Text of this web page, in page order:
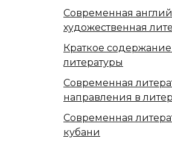
Современная
художественная
Краткое
литературы
Современная
направления в
Современная
кубани